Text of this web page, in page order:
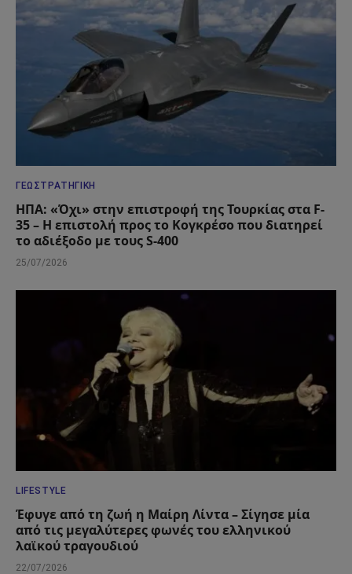
ΓΕΩΣΤΡΑΤΗΓΙΚΉ
ΗΠΑ: «Όχι» στην επιστροφή της Τουρκίας στα F-
35 – Η επιστολή προς το Κογκρέσο που διατηρεί
το αδιέξοδο με τους S-400
25/07/2026
LIFESTYLE
Έφυγε από τη ζωή η Μαίρη Λίντα – Σίγησε μία
από τις μεγαλύτερες φωνές του ελληνικού
λαϊκού τραγουδιού
22/07/2026